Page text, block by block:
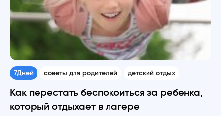
7Дней советы для родителей детский отдых
Как перестать беспокоиться за ребенка,
который отдыхает в лагере